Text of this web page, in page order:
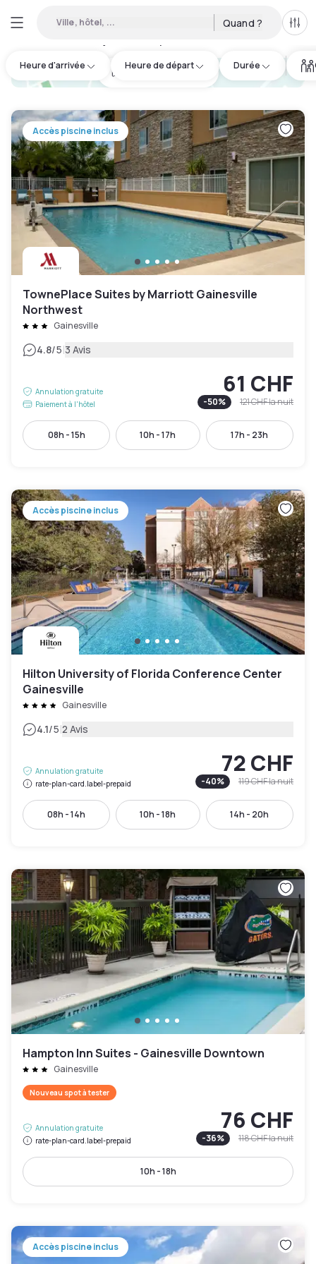
Ville, hôtel, ... Quand ?
Heure d'arrivée Heure de départ Durée
hotel.cta.view_map
Accès piscine inclus
TownePlace Suites by Marriott Gainesville
Northwest
Gainesville
4.8/5|3 Avis
Annulation gratuite
Paiement à l'hôtel
61 CHF
-50% 121 CHFla nuit
08h - 15h 10h - 17h 17h - 23h
Accès piscine inclus
Hilton University of Florida Conference Center
Gainesville
Gainesville
4.1/5|2 Avis
Annulation gratuite
rate-plan-card.label-prepaid
72 CHF
-40% 119 CHFla nuit
08h - 14h 10h - 18h 14h - 20h
Hampton Inn Suites - Gainesville Downtown
Gainesville
Nouveau spot à tester
Annulation gratuite
rate-plan-card.label-prepaid
76 CHF
-36% 118 CHFla nuit
10h - 18h
Accès piscine inclus